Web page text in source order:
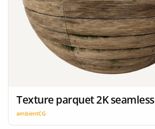
Texture parquet 2K seamless
ambientCG